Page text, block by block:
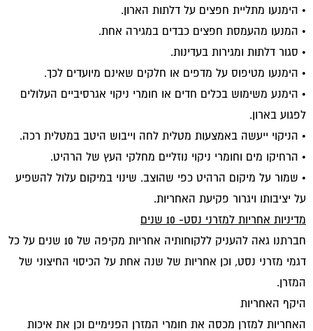
• הימנעו מתליית חפצים על דלתות הארון.
• המנעו מהעמסת חפצים כבדים במגירה אחת.
• סגור דלתות ומגירות בעדינות.
• הימנעו מטיפוס על מדפים או חלקים שאינם מיועדים לכך.
• הימנע משימוש בכלים חדים או חומרי ניקוי אגרסיביים העלולים
לפגוע בארון.
• הניקוי ייעשה באמצעות מטלית לחה וייבוש היטב במטלית רכה.
• הרחיקו מים וחומרי ניקוי נוזליים מחלקי העץ של הרהיט.
• שמור על מיקום הרהיט כפי שהוצב. שינוי במיקום עלול להשפיע
על יציבותו ויגרור פקיעת האחריות.
מדיניות אחריות למזרני נסט- 10 שנים
חברתנו גאה להעניק ללקוחותיה אחריות מקיפה של 10 שנים על כל
דגמי מזרני נסט, וכן אחריות של שנה אחת על הכיסוי החיצוני של
המזרן.
היקף האחריות
האחריות למזרן מכסה את חומרי המזרן הפנימיים וכן את איכות